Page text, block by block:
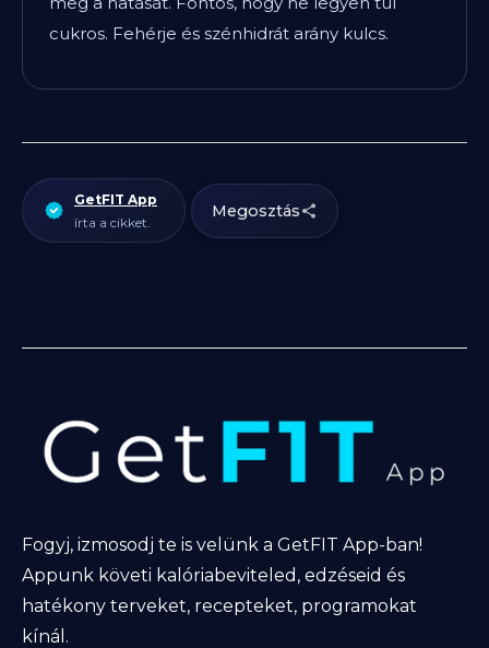
Fogyj, izmosodj te is velünk a GetFIT App-ban!
Appunk követi kalóriabeviteled, edzéseid és
hatékony terveket, recepteket, programokat
kínál.
cukros. Fehérje és szénhidrát arány kulcs.
GetFIT App
írta a cikket.
Megosztás